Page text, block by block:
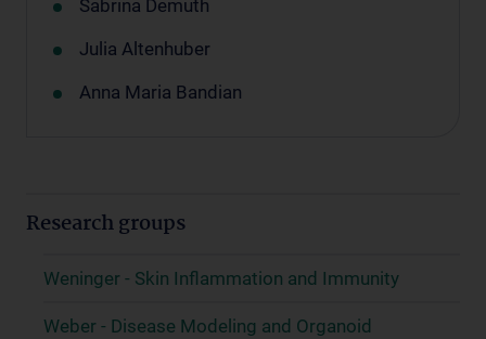
Sabrina Demuth
Julia Altenhuber
Anna Maria Bandian
Research groups
Weninger - Skin Inflammation and Immunity
Weber - Disease Modeling and Organoid